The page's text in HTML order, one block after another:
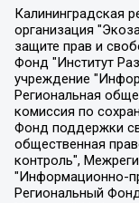
Калининградская региональная общественная организация "Экозащита!-Женсовет", Фонд содействия защите прав и свобод граждан "Общественный вердикт", Фонд "Институт Развития Свободы Информации", Частное учреждение "Информационное агентство МЕМО. РУ", Региональная общественная организация "Общественная комиссия по сохранению наследия академика Сахарова", Фонд поддержки свободы прессы, Санкт-Петербургская общественная правозащитная организация "Гражданский контроль", Межрегиональная общественная организация "Информационно-просветительский центр "Мемориал", Региональный Фонд "Центр Защиты Прав Средств Массовой Информации", с 05.12.2023 Фонд "Центр Защиты Прав Средств массовой информации", Региональная общественная благотворительная организация помощи беженцам и мигрантам "Гражданское содействие", Негосударственное образовательное учреждение дополнительного профессионального образования (повышение квалификации) специалистов "АКАДЕМИЯ ПО ПРАВАМ ЧЕЛОВЕКА", Свердловская региональная общественная организация "Сутяжник", Автономная некоммерческая организация "Центр независимых социологических исследований", Союз общественных объединений "Российский исследовательский центр по правам человека", Региональное общественное учреждение научно-информационный центр "МЕМОРИАЛ", Некоммерческая организация "Фонд защиты гласности", Автономная некоммерческая организация "Институт прав человека", Городская общественная организация "Екатеринбургское общество "МЕМОРИАЛ", Городская общественная организация "Рязанское историко-просветительское и правозащитное общество "Мемориал" (Рязанский Мемориал), Челябинский региональный орган общественной самодеятельности – женское общественное объединение "Женщины Евразии", Челябинский региональный орган общественной самодеятельности "Уральская правозащитная группа", Фонд содействия защите здоровья и социальной справедливости имени Андрея Рылькова, Автономная Некоммерческая Организация "Аналитический Центр Юрия Левады", Автономная некоммерческая организация социальной поддержки населения "Проект Апрель", Региональная общественная организация помощи женщинам и детям, находящимся в кризисной ситуации "Информационно-методический центр "Анна", Фонд содействия развитию массовых коммуникаций и правовому просвещению "Так-так-Так", Фонд содействия устойчивому развитию "Серебряная тайга", Свердловский региональный общественный фонд социальных проектов "Новое время", "Idel.Реалии", Кавказ.Реалии, Крым.Реалии, Телеканал Настоящее Время, Татаро-башкирская служба Радио Свобода (Azatliq Radiosi), Радио Свободная Европа/Радио Свобода (PCE/PC), "Сибирь.Реалии", "Фактограф", Благотворительный фонд помощи осужденным и их семьям, Автономная некоммерческая организация "Институт глобализации и социальных движений", Фонд "В защиту прав заключенных", Частное учреждение "Центр поддержки и содействия развитию средств массовой информации", Пензенский региональный общественный благотворительный фонд "Гражданский союз", "Север.Реалии", Некоммерческая организация Фонд "Правовая инициатива", Общество с ограниченной ответственностью "Радио Свободная Европа/Радио Свобода", Чешское информационное агентство "MEDIUM-ORIENT", Красноярская региональная общественная организация "Мы против СПИДа", Камалягин Денис Николаевич, Маркелов Сергей Евгеньевич, Пономарев Лев Александрович, Савицкая Людмила Алексеевна, Автономная некоммерческая организация "Центр по работе с проблемой насилия "НАСИЛИЮ.НЕТ", Межрегиональный профессиональный союз работников здравоохранения "Альянс врачей", Юридическое лицо, зарегистрированное в Латвийской Республике, SIA "Medusa Project" (регистрационный номер 40103797863, дата регистрации 10.06.2014), Некоммерческая организация "Фонд по борьбе с коррупцией", Автономная некоммерческая организация "Институт права и публичной политики", Баданин Роман Сергеевич, Гликин Максим Александрович, Железнова Мария Михайловна, Лукьянова Юлия Сергеевна, Маетная Елизавета Витальевна, Маняхин Петр Борисович, Чуракова Ольга Владимировна, Ярош Юлия Петровна, Юридическое лицо "The